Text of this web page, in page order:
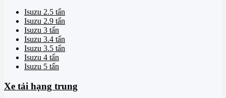
Isuzu 2.5 tấn
Isuzu 2.9 tấn
Isuzu 3 tấn
Isuzu 3.4 tấn
Isuzu 3.5 tấn
Isuzu 4 tấn
Isuzu 5 tấn
Xe tải hạng trung